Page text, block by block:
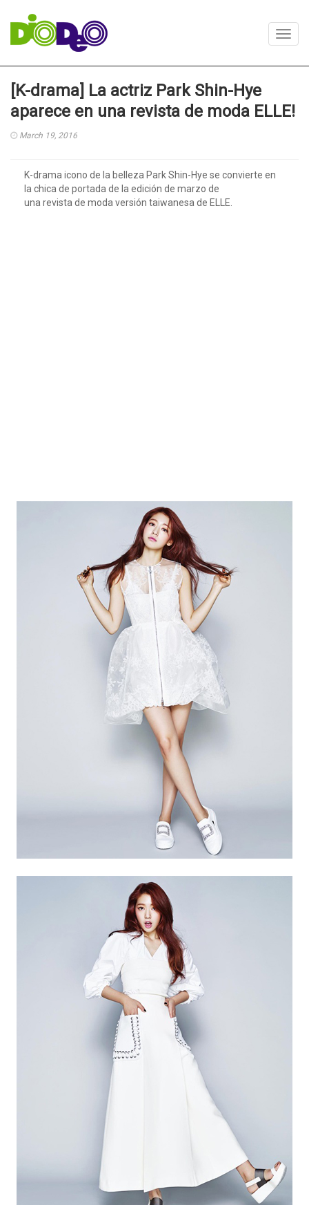
[K-drama] La actriz Park Shin-Hye
aparece en una revista de moda ELLE!
March 19, 2016
K-drama icono de la belleza Park Shin-Hye se convierte en
la chica de portada de la edición de marzo de
una revista de moda versión taiwanesa de ELLE.